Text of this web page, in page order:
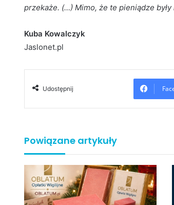
przekaże. (…) Mimo, że te pieniądze były
Kuba Kowalczyk
Jaslonet.pl
Udostępnij
Powiązane artykuły